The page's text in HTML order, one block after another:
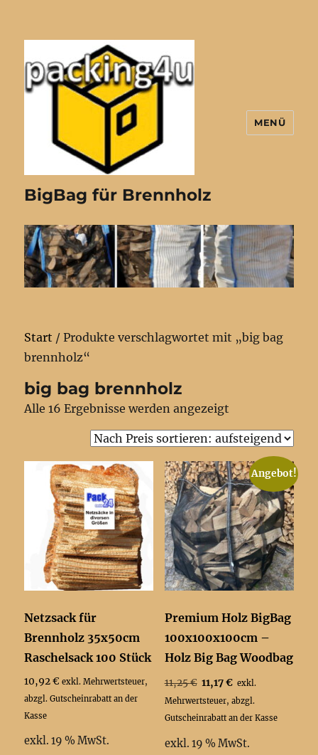
BigBag für Brennholz
MENÜ
Start / Produkte verschlagwortet mit „big bag
brennholz“
big bag brennholz
Alle 16 Ergebnisse werden angezeigt
Preis
sortiert:
aufsteigend
Netzsack für
Brennholz 35x50cm
Raschelsack 100 Stück
10,92€ exkl. Mehrwertsteuer,
abzgl. Gutscheinrabatt an der
Kasse
exkl. 19 % MwSt.
Angebot!
Premium Holz BigBag
100x100x100cm –
Holz Big Bag Woodbag
11,25€ Ursprünglicher
Preis
war:
11,17€ Aktueller
Preis
ist:
exkl.
Mehrwertsteuer, abzgl.
Gutscheinrabatt an der Kasse
exkl. 19 % MwSt.